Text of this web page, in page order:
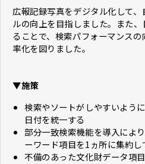
広報記録写真をデジタル化して
ルの向上を目指しました。また
ることで、検索パフォーマンス
率化を図りました。
▼施策
検索やソートがしやすいよう
日付を統一する
部分一致検索機能を導入によ
ーワード項目を1ヵ所に集約
不備のあった文化財データ項